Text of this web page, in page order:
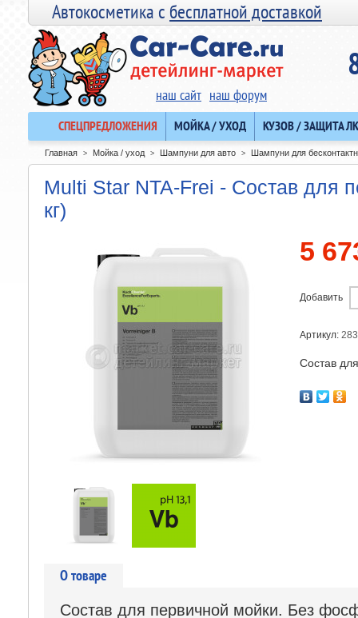
Автокосметика сбесплатной доставкой
наш сайт наш форум
СПЕЦПРЕДЛОЖЕНИЯ МОЙКА / УХОД КУЗОВ / ЗАЩИТА
Главная > Мойка / уход > Шампуни для авто > Шампуни для
Multi Star NTA-Frei - Состав для
кг)
5
Добавить
Артикул:
Состав
О товаре
Состав для первичной мойки. Без